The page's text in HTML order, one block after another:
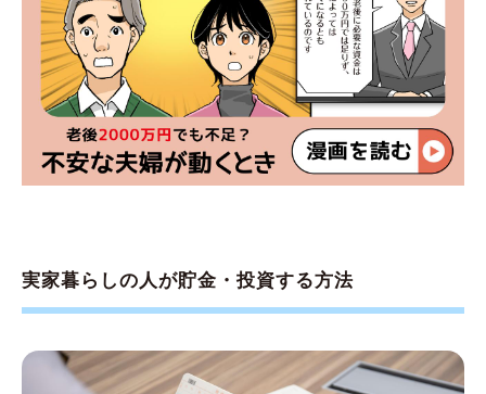
実家暮らしの人が貯金・投資する方法